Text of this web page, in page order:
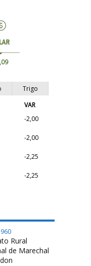
Trigo
VAR
-2,00
-2,00
-2,25
-2,25
Rural
de Marechal